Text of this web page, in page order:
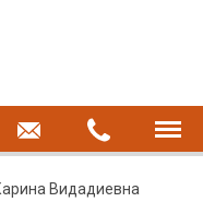
Видадиевна